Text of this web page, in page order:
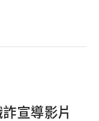
宣導影片